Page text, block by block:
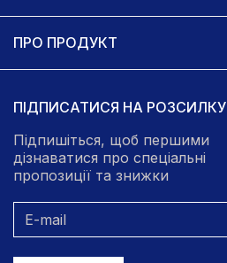
ПРО ПРОДУКТ
ПІДПИСАТИСЯ НА РОЗСИЛКУ
Підпишіться, щоб першими
дізнаватися про спеціальні
пропозиції та знижки